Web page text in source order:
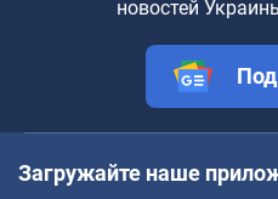
новостей
Загружайте наше